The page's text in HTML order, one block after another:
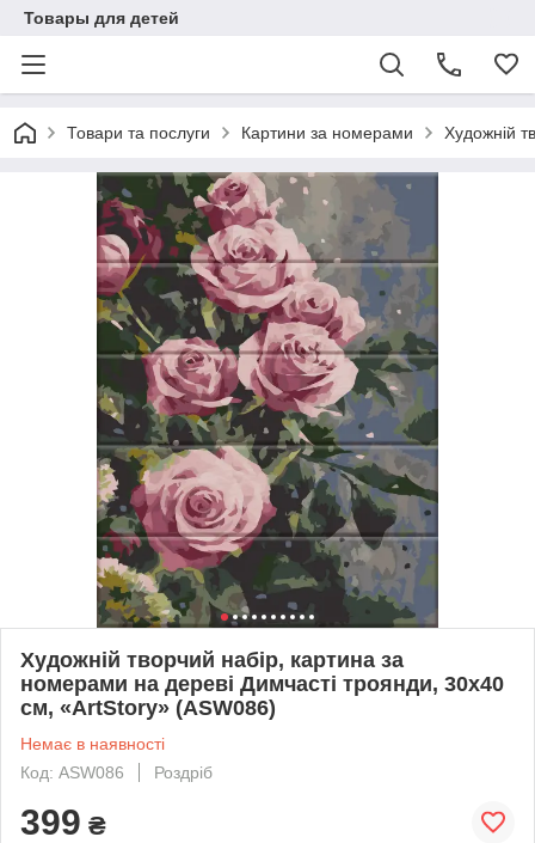
Товары для детей
Товари та послуги Картини за номерами Художній
Художній творчий набір, картина за
номерами на дереві Димчасті троянди, 30x40
см, «ArtStory» (ASW086)
Немає в наявності
Код: ASW086
Роздріб
399 ₴